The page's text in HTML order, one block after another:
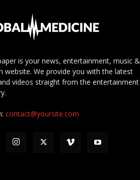
is your news, entertainment, music &
website. We provide you with the latest
videos straight from the entertainment
contact@yoursite.com